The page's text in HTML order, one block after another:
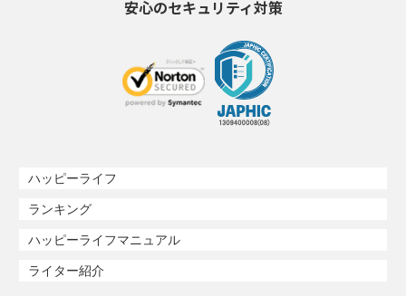
安心のセキュリティ対策
ハッピーライフ
ランキング
ハッピーライフマニュアル
ライター紹介